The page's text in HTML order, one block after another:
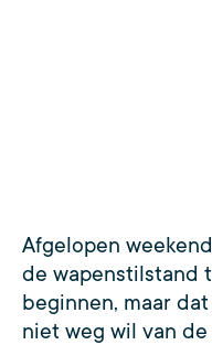
Afgelopen
de wapenstilstand
beginnen, maar
niet weg wil van de